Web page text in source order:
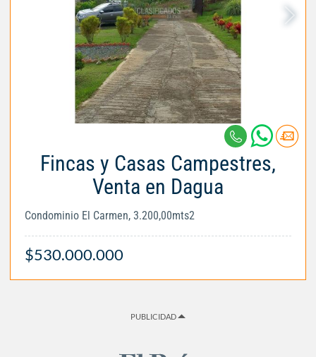
Fincas y Casas Campestres,
Venta en Dagua
Condominio El Carmen, 3.200,00mts2
$530.000.000
PUBLICIDAD